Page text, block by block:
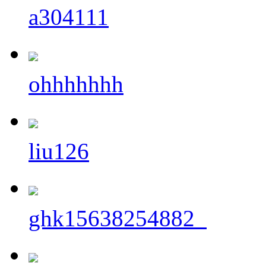
a304111
ohhhhhhh
liu126
ghk15638254882_